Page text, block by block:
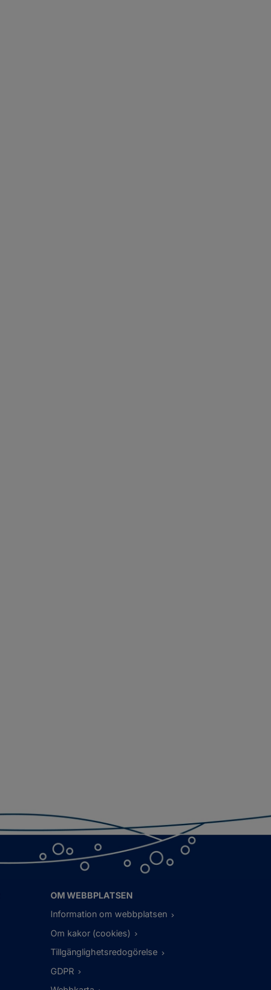
OM WEBBPLATSEN
Information om webbplatsen
Om kakor (cookies)
Tillgänglighetsredogörelse
GDPR